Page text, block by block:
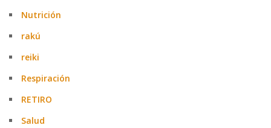
Nutrición
rakú
reiki
Respiración
RETIRO
Salud